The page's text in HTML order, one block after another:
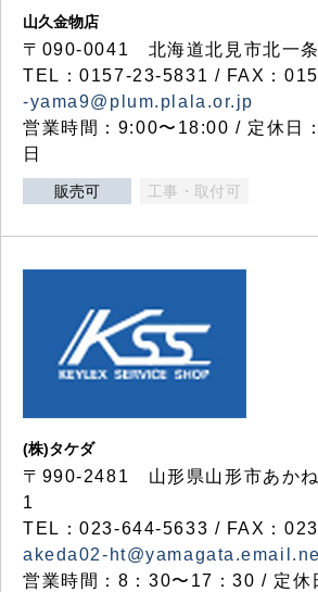
山久金物店
〒090-0041 北海道北見市北一
TEL：0157-23-5831 / FAX：
-yama9@plum.plala.or.jp
営業時間：9:00〜18:00 / 定休日
日
販売可 工事・取付可
(株)タケダ
〒990-2481 山形県山形市あか
1
TEL：023-644-5633 / FAX：
akeda02-
営業時間：8：30〜17：30 / 定休